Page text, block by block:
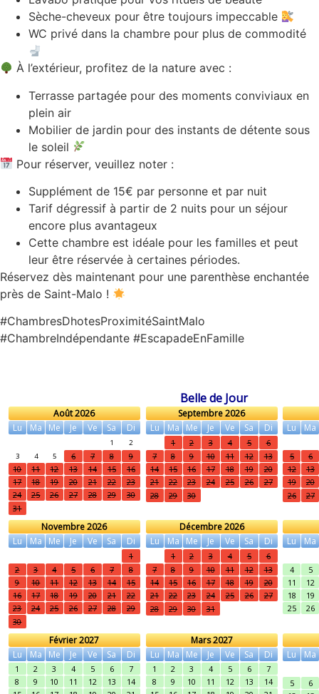
Sèche-cheveux pour être toujours impeccable
WC privé dans la chambre pour plus de commodité
À l’extérieur, profitez de la nature avec :
Terrasse partagée pour des moments conviviaux en
plein air
Mobilier de jardin pour des instants de détente sous
le soleil
Pour réserver, veuillez noter :
Supplément de 15€ par personne et par nuit
Tarif dégressif à partir de 2 nuits pour un séjour
encore plus avantageux
Cette chambre est idéale pour les familles et peut
leur être réservée à certaines périodes.
Réservez dès maintenant pour une parenthèse enchantée
près de Saint-Malo !
#ChambresDhotesProximitéSaintMalo
#ChambreIndépendante #EscapadeEnFamille